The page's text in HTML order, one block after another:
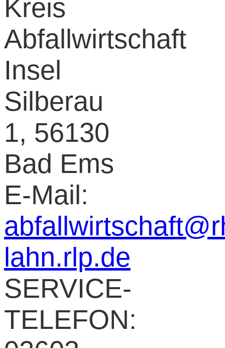
Kreis
Abfallwirtschaft
Insel
Silberau
1, 56130
Bad Ems
E-Mail:
lahn.rlp.de
SERVICE-
TELEFON: